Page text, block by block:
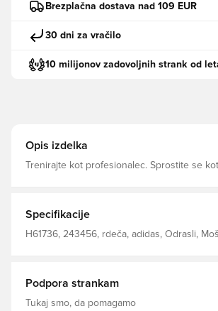
Brezplačna dostava nad 109 EUR
30 dni za vračilo
10 milijonov zadovoljnih strank od
Opis izdelka
Trenirajte kot profesionalec. Sprostite se
parku ali uživate v nočnem izhodu. Izdelano iz! 100
recikliranih materialov, ta izdelek predstavlja
naših rešitev za preprečevanje plastičnih
Specifikacije
H61736, 243456, rdeča, adidas, Odrasli,
Podpora strankam
Tukaj smo, da pomagamo